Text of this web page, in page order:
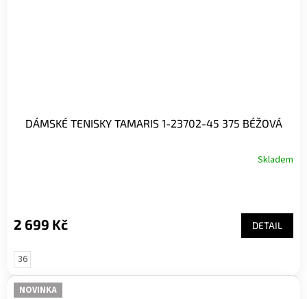
DÁMSKÉ TENISKY TAMARIS 1-23702-45 375 BÉŽOVÁ
Skladem
2 699 Kč DETAIL
36
NOVINKA